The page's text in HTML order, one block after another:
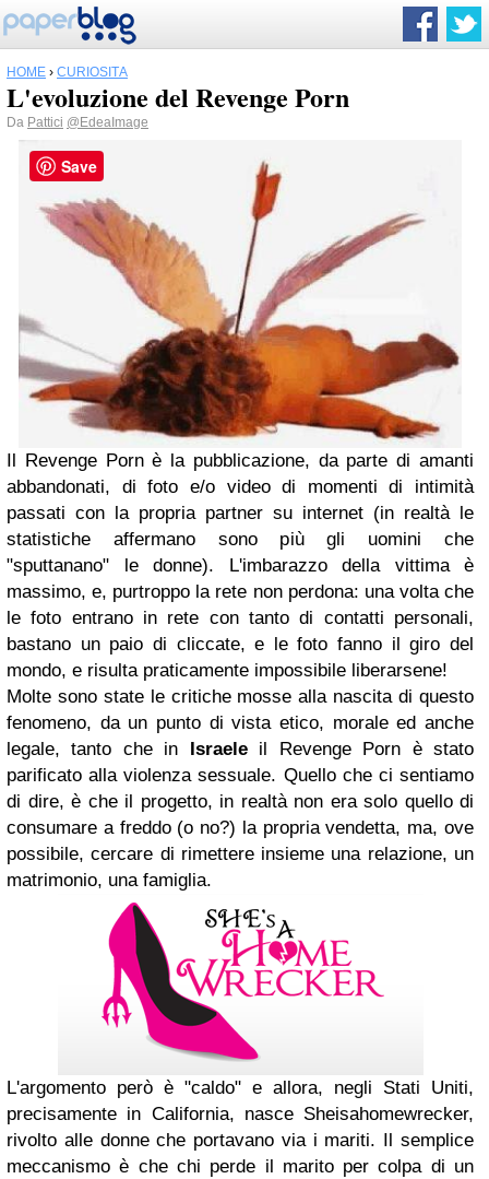
HOME › CURIOSITÀ
L'evoluzione del Revenge Porn
Da Pattici @EdeaImage
Il Revenge Porn è la pubblicazione, da parte di amanti
abbandonati, di foto e/o video di momenti di intimità
passati con la propria partner su internet (in realtà le
statistiche affermano sono più gli uomini che
"sputtanano" le donne). L'imbarazzo della vittima è
massimo, e, purtroppo la rete non perdona: una volta che
le foto entrano in rete con tanto di contatti personali,
bastano un paio di cliccate, e le foto fanno il giro del
mondo, e risulta praticamente impossibile liberarsene!
Molte sono state le critiche mosse alla nascita di questo
fenomeno, da un punto di vista etico, morale ed anche
legale, tanto che in Israeleil Revenge Porn è stato
parificato alla violenza sessuale. Quello che ci sentiamo
di dire, è che il progetto, in realtà non era solo quello di
consumare a freddo (o no?) la propria vendetta, ma, ove
possibile, cercare di rimettere insieme una relazione, un
matrimonio, una famiglia.
L'argomento però è "caldo" e allora, negli Stati Uniti,
precisamente in California, nasce Sheisahomewrecker,
rivolto alle donne che portavano via i mariti. Il semplice
meccanismo è che chi perde il marito per colpa di un
Save